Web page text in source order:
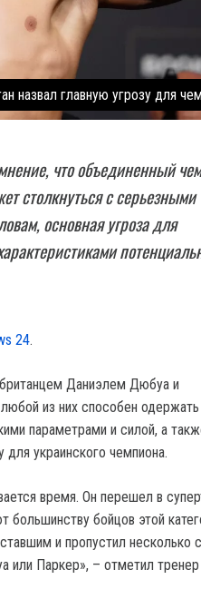
назвал главную угрозу для
что объединенный
столкнуться с серьезными
основная угроза для
24.
Даниэлем Дюбуа и
из них способен одержать
параметрами и силой, а
украинского чемпиона.
время. Он перешел в
большинству бойцов этой
и пропустил несколько
или Паркер», – отметил тренер